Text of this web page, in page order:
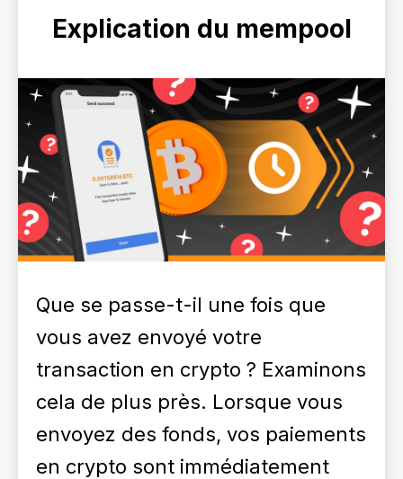
Explication du mempool
Que se passe-t-il une fois que
vous avez envoyé votre
transaction en crypto ? Examinons
cela de plus près. Lorsque vous
envoyez des fonds, vos paiements
en crypto sont immédiatement